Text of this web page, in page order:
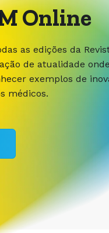
Online
as edições da
de atualidade
exemplos de
médicos.